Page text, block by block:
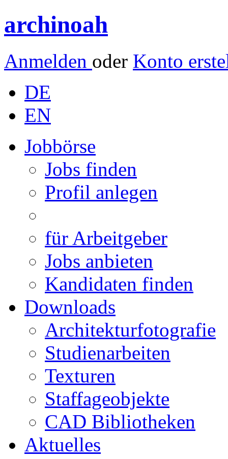
archinoah
Anmelden oder Konto
DE
EN
Jobbörse
Jobs finden
Profil anlegen
für Arbeitgeber
Jobs anbieten
Kandidaten finden
Downloads
Architekturfotografie
Studienarbeiten
Texturen
Staffageobjekte
CAD Bibliotheken
Aktuelles